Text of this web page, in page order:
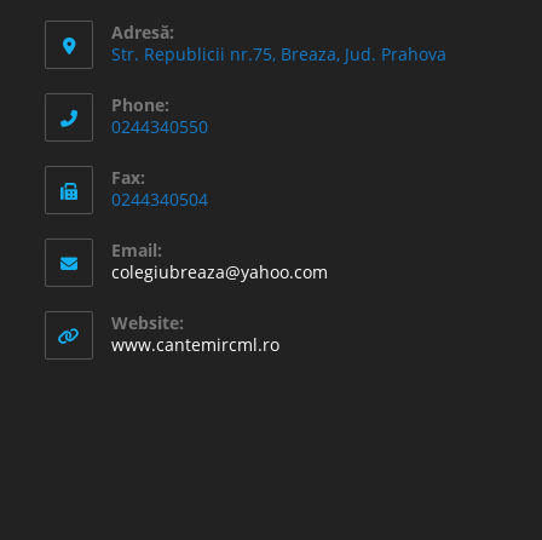
Adresă:
Str. Republicii nr.75, Breaza, Jud. Prahova
Phone:
0244340550
Fax:
0244340504
Email:
colegiubreaza@yahoo.com
Website:
www.cantemircml.ro